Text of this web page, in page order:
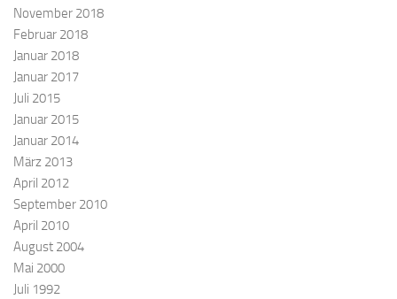
November 2018
Februar 2018
Januar 2018
Januar 2017
Juli 2015
Januar 2015
Januar 2014
März 2013
April 2012
September 2010
April 2010
August 2004
Mai 2000
Juli 1992